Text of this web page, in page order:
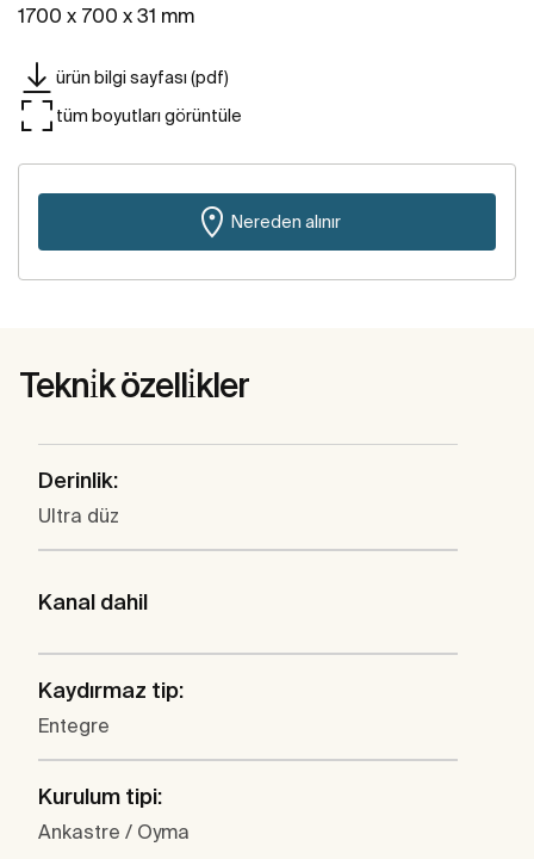
1700 x 700 x 31 mm
ürün bilgi sayfası (pdf)
tüm boyutları görüntüle
Nereden alınır
Tekni̇k özelli̇kler
Derinlik:
Ultra düz
Kanal dahil
Kaydırmaz tip:
Entegre
Kurulum tipi:
Ankastre / Oyma